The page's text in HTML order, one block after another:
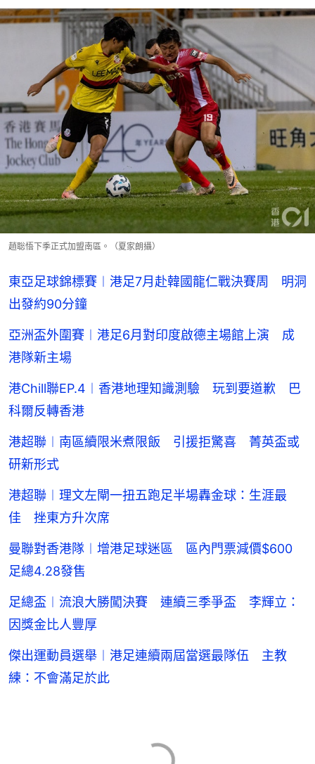
趙聡悟下季正式加盟南區。（夏家朗攝）
東亞足球錦標賽︱港足7月赴韓國龍仁戰決賽周 明洞
出發約90分鐘
亞洲盃外圍賽︱港足6月對印度啟德主場館上演 成
港隊新主場
港Chill聯EP.4︱香港地理知識測驗 玩到要道歉 巴
科爾反轉香港
港超聯︱南區續限米煮限飯 引援拒驚喜 菁英盃或
研新形式
港超聯︱理文左閘一扭五跑足半場轟金球：生涯最
佳 挫東方升次席
曼聯對香港隊︱增港足球迷區 區內門票減價$600
足總4.28發售
足總盃︱流浪大勝闖決賽 連續三季爭盃 李輝立：
因獎金比人豐厚
傑出運動員選舉︱港足連續兩屆當選最隊伍 主教
練：不會滿足於此